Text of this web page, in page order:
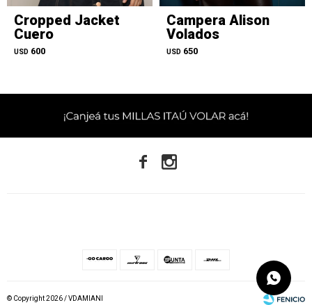
Cropped Jacket
Cuero
USD 600
Campera Alison
Volados
USD 650
 
© Copyright 2026 / VDAMIANI